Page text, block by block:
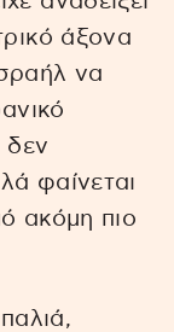
άξονα
να
δεν
φαίνεται
ακόμη πιο